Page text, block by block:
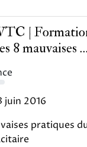
|
8 mauvaises ...
juin 2016
pratiques